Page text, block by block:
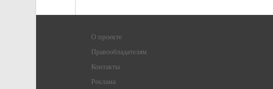
О проекте
Правообладателям
Контакты
Реклама